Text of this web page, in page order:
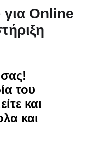
για Online
του
και
και